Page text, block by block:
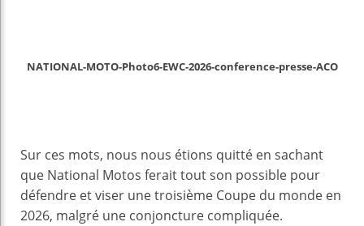
NATIONAL-MOTO-Photo6-EWC-2026-conference-presse-ACO
Sur ces mots, nous nous étions quitté en sachant
que National Motos ferait tout son possible pour
défendre et viser une troisième Coupe du monde en
2026, malgré une conjoncture compliquée.